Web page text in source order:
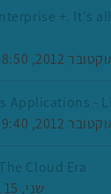
Enterprise +. It's
Applications -
Cloud Era
שני, 15 באוקטובר 2012, 09:50